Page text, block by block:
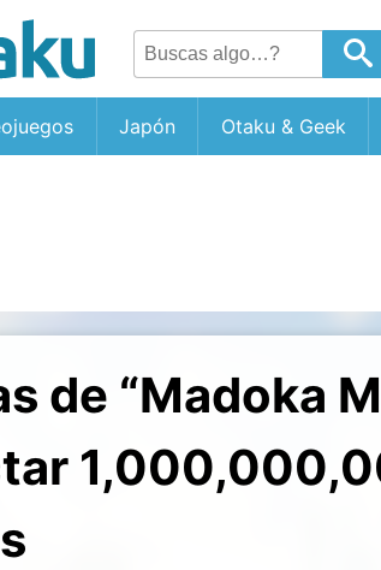
Japón Otaku & Geek
de “Madoka